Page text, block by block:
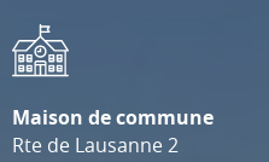
Maison de commune
Rte de Lausanne 2